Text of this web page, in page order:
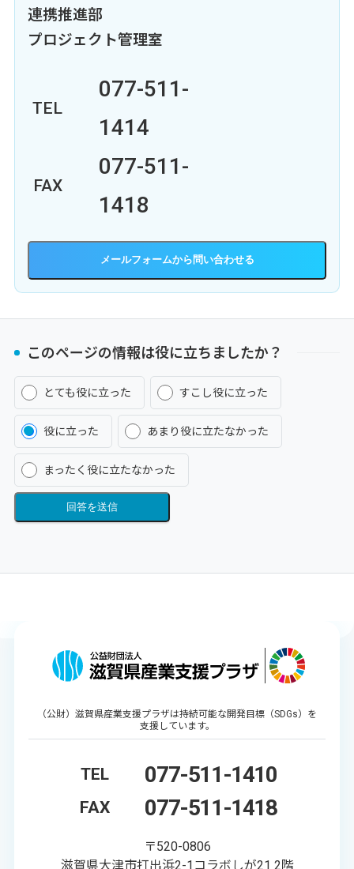
連携推進部
プロジェクト管理室
TEL
077-511-
1414
FAX
077-511-
1418
メールフォーム
このページの情報は役に立ちましたか？
とても役に立った すこし役に立った
役に立った あまり役に立たなかった
まったく役に立たなかった
回答を送信
（公財）滋賀県産業支援プラザは持続可能な開発目標（SDGs）を
支援しています。
TEL 077-511-1410
FAX 077-511-1418
〒520-0806
滋賀県大津市打出浜2-1コラボしが21 2階